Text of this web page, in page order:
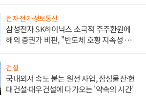
전자·전기·정보통신
삼성전자 SK하이닉스 소극적 주주환원에
해외 증권가 비판, "반도체 호황 지속성 의
건설
국내외서 속도 붙는 원전 사업, 삼성물산·현
대건설·대우건설에 다가오는 '약속의 시간'